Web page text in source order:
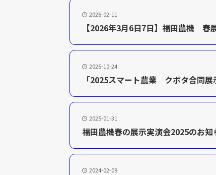
2026-02-11
【2026年3月6日7日】福田農機 春
2025-10-24
「2025スマート農業 クボタ合同
2025-01-31
福田農機春の展示実演会2025のお知
2024-02-09